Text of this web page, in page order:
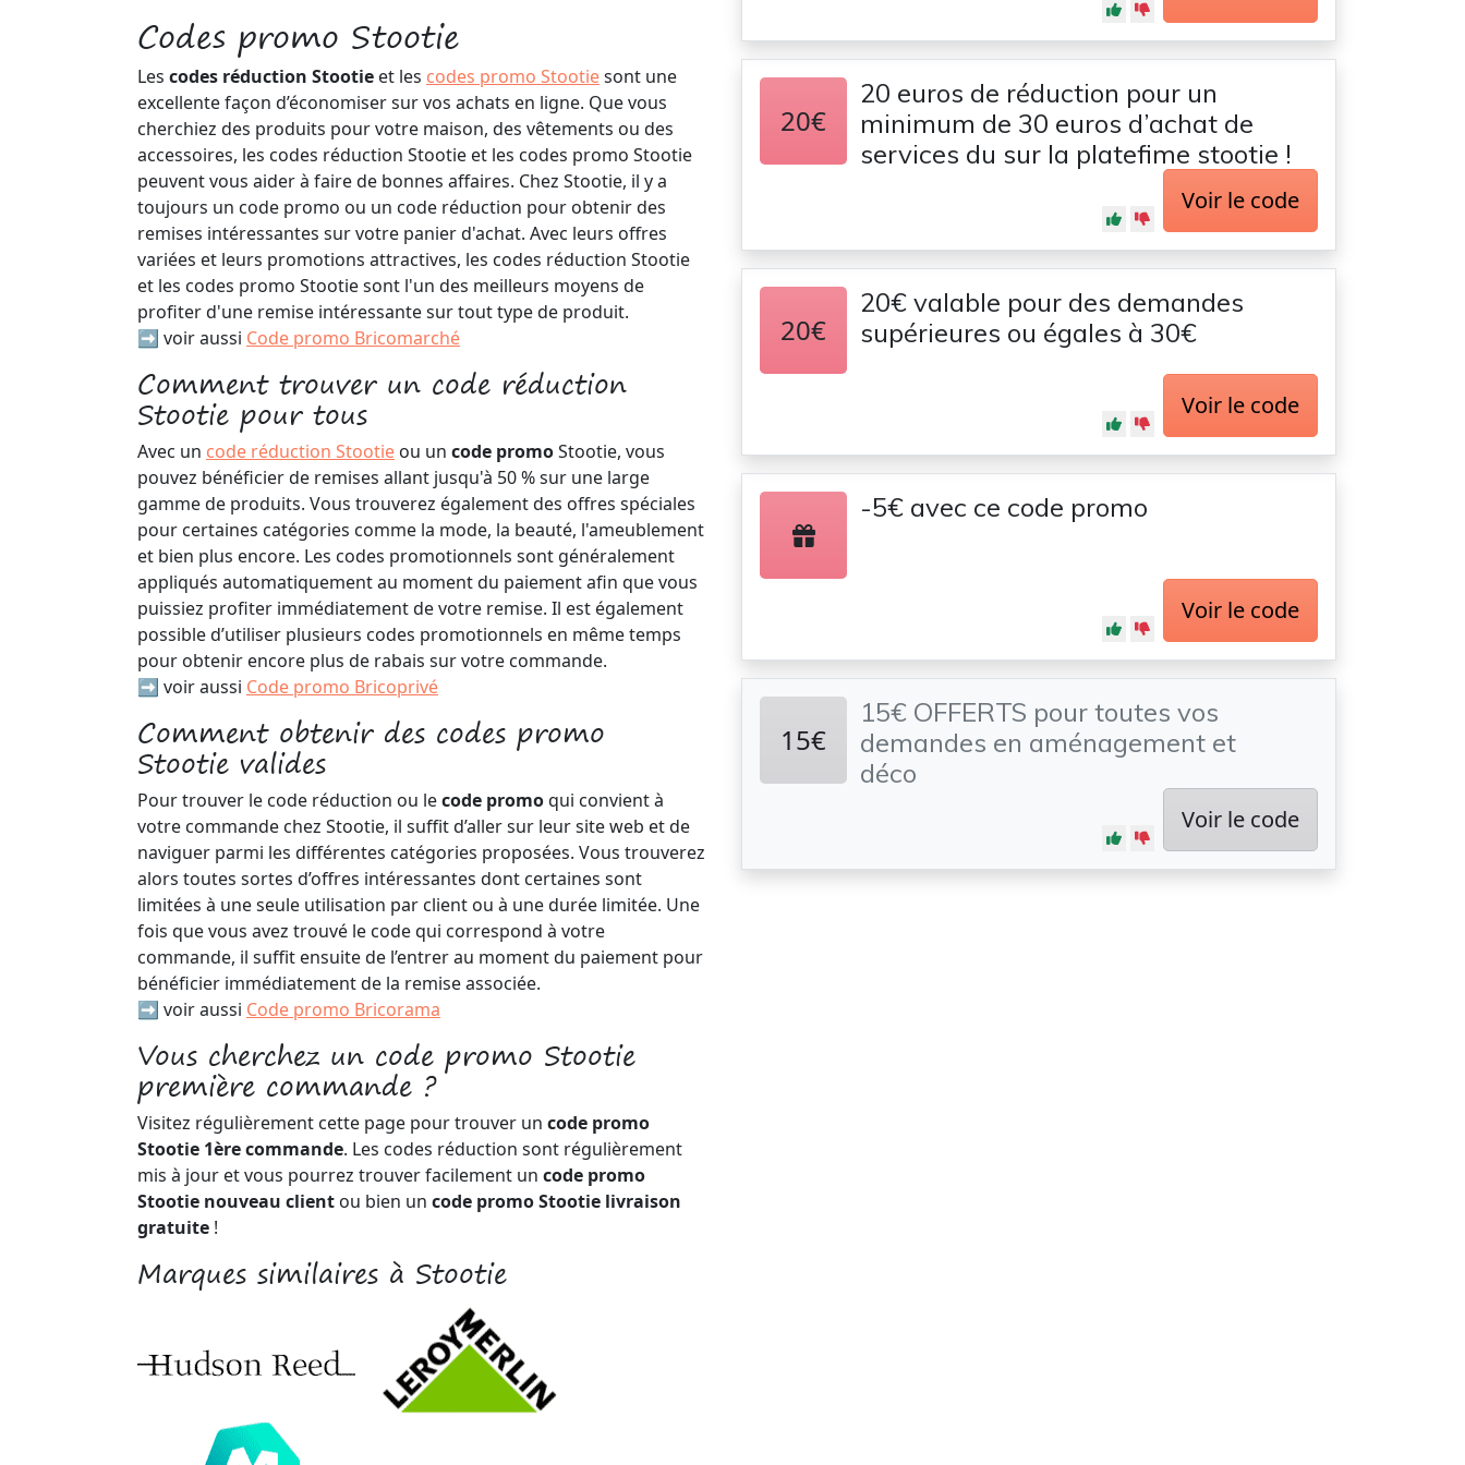
Codes promo Stootie
Les codes réduction Stootie et les codes promo Stootiesont une
excellente façon d’économiser sur vos achats en ligne. Que vous
cherchiez des produits pour votre maison, des vêtements ou des
accessoires, les codes réduction Stootie et les codes promo Stootie
peuvent vous aider à faire de bonnes affaires. Chez Stootie, il y a
toujours un code promo ou un code réduction pour obtenir des
remises intéressantes sur votre panier d'achat. Avec leurs offres
variées et leurs promotions attractives, les codes réduction Stootie
et les codes promo Stootie sont l'un des meilleurs moyens de
profiter d'une remise intéressante sur tout type de produit.
➡️ voir aussi Code promo Bricomarché
Comment trouver un code réduction
Stootie pour tous
Avec un code réduction Stootie ou un code promoStootie, vous
pouvez bénéficier de remises allant jusqu'à 50 % sur une large
gamme de produits. Vous trouverez également des offres spéciales
pour certaines catégories comme la mode, la beauté, l'ameublement
et bien plus encore. Les codes promotionnels sont généralement
appliqués automatiquement au moment du paiement afin que vous
puissiez profiter immédiatement de votre remise. Il est également
possible d’utiliser plusieurs codes promotionnels en même temps
pour obtenir encore plus de rabais sur votre commande.
➡️ voir aussi Code promo Bricoprivé
Comment obtenir des codes promo
Stootie valides
Pour trouver le code réduction ou lecode promoqui convient à
votre commande chez Stootie, il suffit d’aller sur leur site web et de
naviguer parmi les différentes catégories proposées. Vous trouverez
alors toutes sortes d’offres intéressantes dont certaines sont
limitées à une seule utilisation par client ou à une durée limitée. Une
fois que vous avez trouvé le code qui correspond à votre
commande, il suffit ensuite de l’entrer au moment du paiement pour
bénéficier immédiatement de la remise associée.
➡️ voir aussi Code promo Bricorama
Vous cherchez un code promo Stootie
première commande ?
Visitez régulièrement cette page pour trouver un code promo
Stootie 1ère commande. Les codes réduction sont régulièrement
mis à jour et vous pourrez trouver facilement un code promo
Stootie nouveau client ou bien un code promo Stootie livraison
gratuite !
Marques similaires à Stootie
20€
20 euros de réduction pour un
minimum de 30 euros d’achat de
services du sur la platefime stootie !
Voir le code
20€
20€ valable pour des demandes
supérieures ou égales à 30€
Voir le code
-5€ avec ce code promo
Voir le code
15€
15€ OFFERTS pour toutes vos
demandes en aménagement et
déco
Voir le code